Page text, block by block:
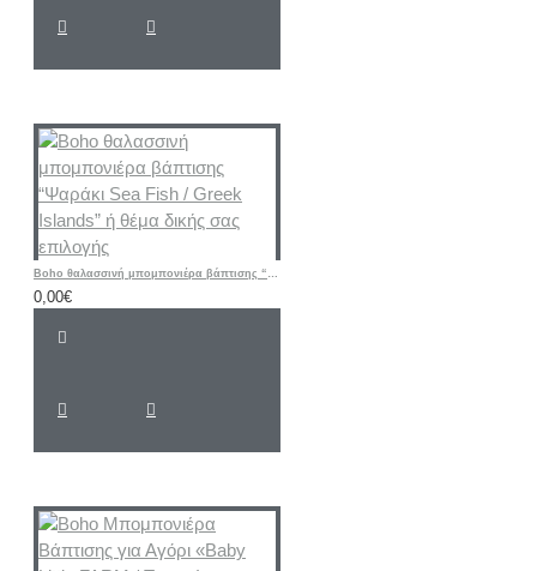
Boho θαλασσινή μπομπονιέρα βάπτισης “Ψαράκι Sea ​​Fish / Greek Islands” ή θέμα δικής σας επιλογής
0,00€